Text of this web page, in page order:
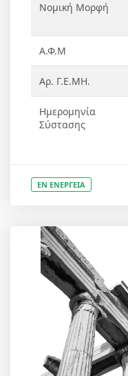
Νομική Μορφή
Α.Φ.Μ
Αρ. Γ.Ε.ΜΗ.
Ημερομηνία
Σύστασης
ΕΝ ΕΝΕΡΓΕΙΑ